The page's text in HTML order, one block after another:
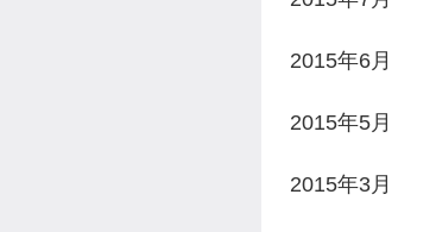
2015年6月
2015年5月
2015年3月